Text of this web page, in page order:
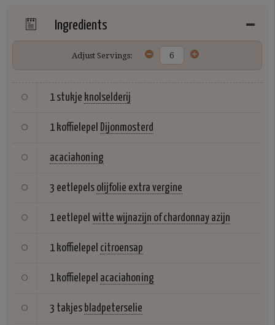
Ingredients
Adjust Servings:
1 stukje knolselderij
1 koffielepel Dijonmosterd
acaciahoning
3 eetlepels olijfolie extra vergine
1 eetlepel witte wijnazijn of chardonnay azijn
1 koffielepel citroensap
1 koffielepel acaciahoning
3 takjes bladpeterselie